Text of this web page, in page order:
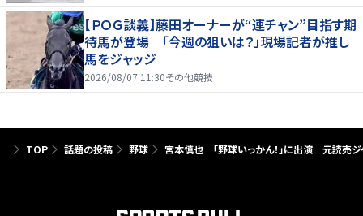
【ＰＯＧ談義】藤田オーナーが“連チャン”目指す期
待馬が登場 「今週の狙いは？」現場記者が推し
馬をジャッジ
2026/08/07 11:30その他競技
TOP 話題の投稿 野球 宮本慎也 「野球いっかん！」に出演 元読売